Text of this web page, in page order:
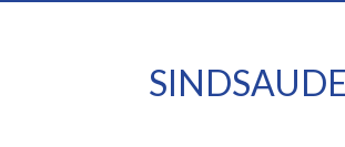
SINDSAUDE